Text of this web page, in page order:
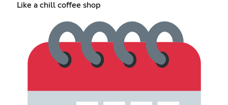
Like a chill coffee shop